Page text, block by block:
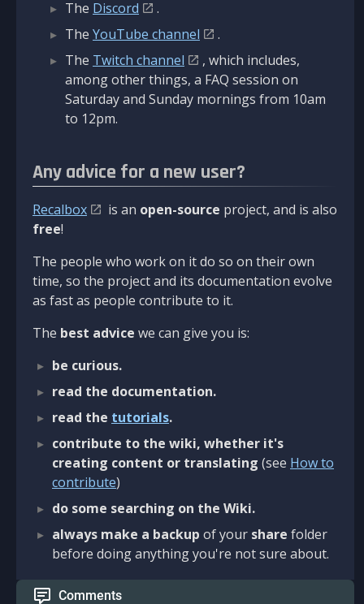
The Discord
.
The YouTube channel
.
The Twitch channel
, which includes,
among other things, a FAQ session on
Saturday and Sunday mornings from 10am
to 12pm.
Any advice for a new user?
Recalbox is an open-source project, and is also
free!
The people who work on it do so on their own
time, so the project and its documentation evolve
as fast as people contribute to it.
The best advice we can give you is:
be curious.
read the documentation.
read the tutorials.
contribute to the wiki, whether it's
creating content or translating (see How to
contribute)
do some searching on the Wiki.
always make a backup of your share folder
before doing anything you're not sure about.
Comments